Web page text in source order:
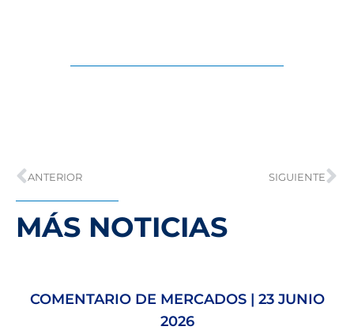
ANTERIOR SIGUIENTE
MÁS NOTICIAS
COMENTARIO DE MERCADOS | 23 JUNIO
2026